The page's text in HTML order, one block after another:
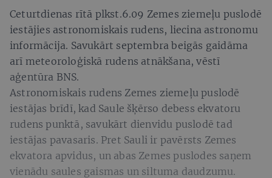
Ceturtdienas rītā plkst.6.09 Zemes ziemeļu puslodē
iestājies astronomiskais rudens, liecina astronomu
informācija. Savukārt septembra beigās gaidāma
arī meteoroloģiskā rudens atnākšana, vēstī
aģentūra BNS.
Astronomiskais rudens Zemes ziemeļu puslodē
iestājas brīdī, kad Saule šķērso debess ekvatoru
rudens punktā, savukārt dienvidu puslodē tad
iestājas pavasaris. Pret Sauli ir pavērsts Zemes
ekvatora apvidus, un abas Zemes puslodes saņem
vienādu saules gaismas un siltuma daudzumu.